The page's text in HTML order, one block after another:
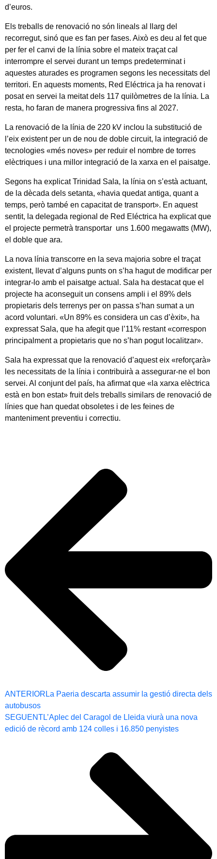
d’euros.
Els treballs de renovació no són lineals al llarg del
recorregut, sinó que es fan per fases. Això es deu al fet que
per fer el canvi de la línia sobre el mateix traçat cal
interrompre el servei durant un temps predeterminat i
aquestes aturades es programen segons les necessitats del
territori. En aquests moments, Red Eléctrica ja ha renovat i
posat en servei la meitat dels 117 quilòmetres de la línia. La
resta, ho faran de manera progressiva fins al 2027.
La renovació de la línia de 220 kV inclou la substitució de
l’eix existent per un de nou de doble circuit, la integració de
tecnologies «més noves» per reduir el nombre de torres
elèctriques i una millor integració de la xarxa en el paisatge.
Segons ha explicat Trinidad Sala, la línia on s’està actuant,
de la dècada dels setanta, «havia quedat antiga, quant a
temps, però també en capacitat de transport». En aquest
sentit, la delegada regional de Red Eléctrica ha explicat que
el projecte permetrà transportar uns 1.600 megawatts (MW),
el doble que ara.
La nova línia transcorre en la seva majoria sobre el traçat
existent, llevat d’alguns punts on s’ha hagut de modificar per
integrar-lo amb el paisatge actual. Sala ha destacat que el
projecte ha aconseguit un consens ampli i el 89% dels
propietaris dels terrenys per on passa s’han sumat a un
acord voluntari. «Un 89% es considera un cas d’èxit», ha
expressat Sala, que ha afegit que l’11% restant «correspon
principalment a propietaris que no s’han pogut localitzar».
Sala ha expressat que la renovació d’aquest eix «reforçarà»
les necessitats de la línia i contribuirà a assegurar-ne el bon
servei. Al conjunt del país, ha afirmat que «la xarxa elèctrica
està en bon estat» fruit dels treballs similars de renovació de
línies que han quedat obsoletes i de les feines de
manteniment preventiu i correctiu.
ANTERIOR La Paeria descarta assumir la gestió directa dels
autobusos
SEGUENTL’Aplec del Caragol de Lleida viurà una nova
edició de rècord amb 124 colles i 16.850 penyistes